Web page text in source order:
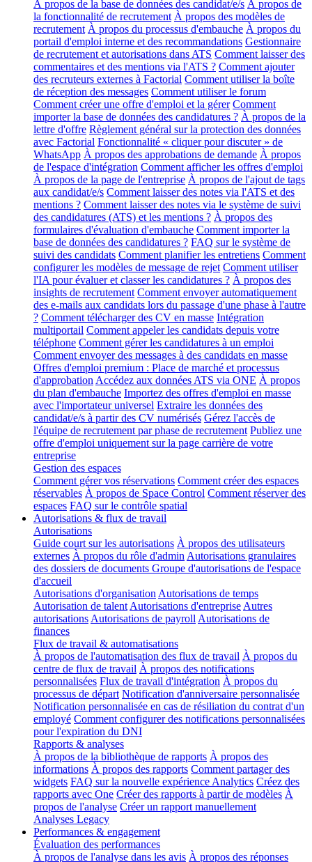
À propos de la base de données des candidat/e/s À propos de
la fonctionnalité de recrutement À propos des modèles de
recrutement À propos du processus d'embauche À propos du
portail d'emploi interne et des recommandations Gestionnaire
de recrutement et autorisations dans ATS Comment laisser des
commentaires et des mentions via l'ATS ? Comment ajouter
des recruteurs externes à Factorial Comment utiliser la boîte
de réception des messages Comment utiliser le forum
Comment créer une offre d'emploi et la gérer Comment
importer la base de données des candidatures ? À propos de la
lettre d'offre Règlement général sur la protection des données
avec Factorial Fonctionnalité « cliquer pour discuter » de
WhatsApp À propos des approbations de demande À propos
de l'espace d'intégration Comment afficher les offres d'emploi
À propos de la page de l'entreprise À propos de l'ajout de tags
aux candidat/e/s Comment laisser des notes via l'ATS et des
mentions ? Comment laisser des notes via le système de suivi
des candidatures (ATS) et les mentions ? À propos des
formulaires d'évaluation d'embauche Comment importer la
base de données des candidatures ? FAQ sur le système de
suivi des candidats Comment planifier les entretiens Comment
configurer les modèles de message de rejet Comment utiliser
l'IA pour évaluer et classer les candidatures ? À propos des
insights de recrutement Comment envoyer automatiquement
des e-mails aux candidats lors du passage d'une phase à l'autre
? Comment télécharger des CV en masse Intégration
multiportail Comment appeler les candidats depuis votre
téléphone Comment gérer les candidatures à un emploi
Comment envoyer des messages à des candidats en masse
Offres d'emploi premium : Place de marché et processus
d'approbation Accédez aux données ATS via ONE À propos
du plan d'embauche Importez des offres d'emploi en masse
avec l'importateur universel Extraire les données des
candidat/e/s à partir des CV numérisés Gérez l'accès de
l'équipe de recrutement par phase de recrutement Publiez une
offre d'emploi uniquement sur la page carrière de votre
entreprise
Gestion des espaces
Comment gérer vos réservations Comment créer des espaces
réservables À propos de Space Control Comment réserver des
espaces FAQ sur le contrôle spatial
Autorisations & flux de travail
Autorisations
Guide court sur les autorisations À propos des utilisateurs
externes À propos du rôle d'admin Autorisations granulaires
des dossiers de documents Groupe d'autorisations de l'espace
d'accueil
Autorisations d'organisation Autorisations de temps
Autorisation de talent Autorisations d'entreprise Autres
autorisations Autorisations de payroll Autorisations de
finances
Flux de travail & automatisations
À propos de l'automatisation des flux de travail À propos du
centre de flux de travail À propos des notifications
personnalisées Flux de travail d'intégration À propos du
processus de départ Notification d'anniversaire personnalisée
Notification personnalisée en cas de résiliation du contrat d'un
employé Comment configurer des notifications personnalisées
pour l'expiration du DNI
Rapports & analyses
À propos de la bibliothèque de rapports À propos des
informations À propos des rapports Comment partager des
widgets FAQ sur la nouvelle expérience Analytics Créez des
rapports avec One Créer des rapports à partir de modèles À
propos de l'analyse Créer un rapport manuellement
Analyses Legacy
Performances & engagement
Évaluation des performances
À propos de l'analyse dans les avis À propos des réponses